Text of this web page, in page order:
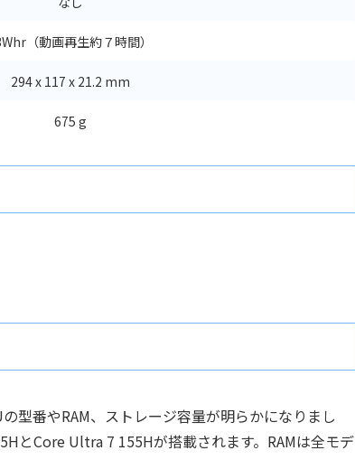
（動画再生約７時間）
294 x 117 x 21.2 mm
675 g
型番やRAM、ストレージ容量が明らかになりまし
とCore Ultra 7 155Hが搭載されます。RAMは全モデ